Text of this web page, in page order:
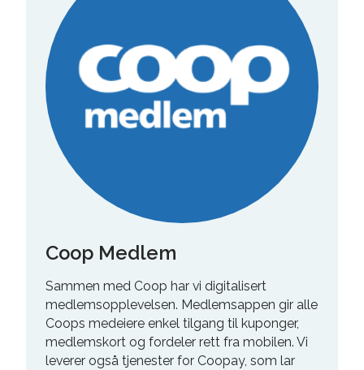
Coop Medlem
Sammen med Coop har vi digitalisert
medlemsopplevelsen. Medlemsappen gir alle
Coops medeiere enkel tilgang til kuponger,
medlemskort og fordeler rett fra mobilen. Vi
leverer også tjenester for Coopay, som lar